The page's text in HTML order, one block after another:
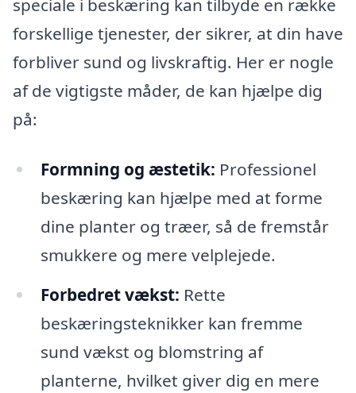
speciale i beskæring kan tilbyde en række
forskellige tjenester, der sikrer, at din have
forbliver sund og livskraftig. Her er nogle
af de vigtigste måder, de kan hjælpe dig
på:
Formning og æstetik: Professionel
beskæring kan hjælpe med at forme
dine planter og træer, så de fremstår
smukkere og mere velplejede.
Forbedret vækst: Rette
beskæringsteknikker kan fremme
sund vækst og blomstring af
planterne, hvilket giver dig en mere